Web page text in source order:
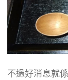
不過好消息就